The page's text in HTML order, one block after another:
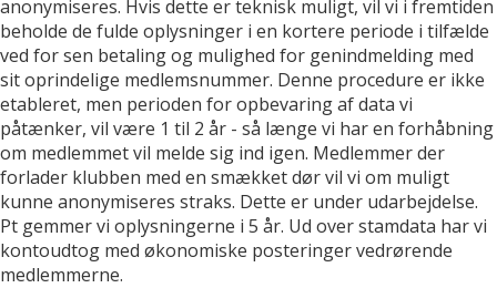
anonymiseres. Hvis dette er teknisk muligt, vil vi i fremtiden
beholde de fulde oplysninger i en kortere periode i tilfælde
ved for sen betaling og mulighed for genindmelding med
sit oprindelige medlemsnummer. Denne procedure er ikke
etableret, men perioden for opbevaring af data vi
påtænker, vil være 1 til 2 år - så længe vi har en forhåbning
om medlemmet vil melde sig ind igen. Medlemmer der
forlader klubben med en smækket dør vil vi om muligt
kunne anonymiseres straks. Dette er under udarbejdelse.
Pt gemmer vi oplysningerne i 5 år. Ud over stamdata har vi
kontoudtog med økonomiske posteringer vedrørende
medlemmerne.